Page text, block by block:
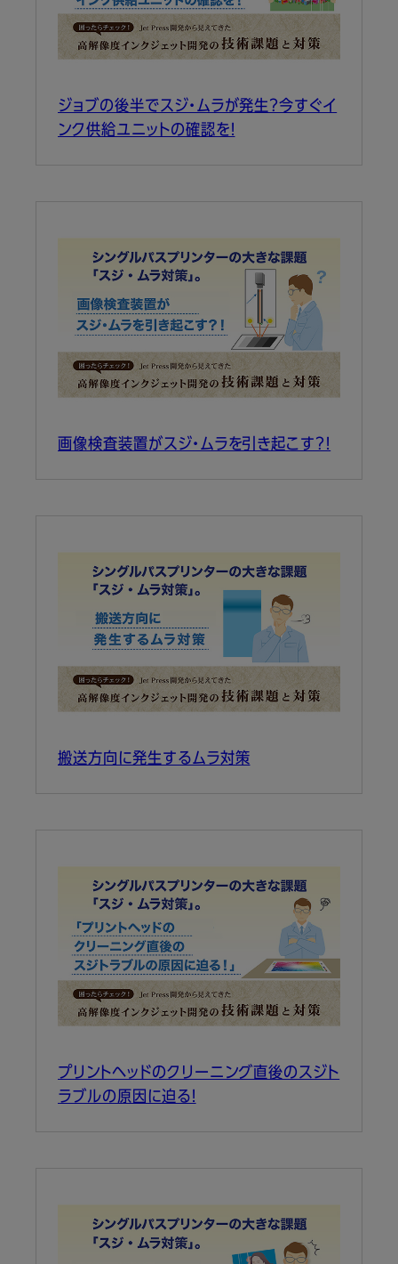
ジョブの後半でスジ・ムラが発生？今すぐイ
ンク供給ユニットの確認を！
画像検査装置がスジ・ムラを引き起こす？！
搬送方向に発生するムラ対策
プリントヘッドのクリーニング直後のスジト
ラブルの原因に迫る！